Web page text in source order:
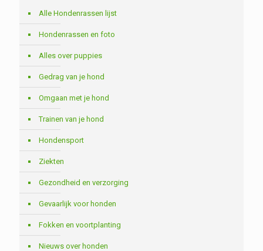
Alle Hondenrassen lijst
Hondenrassen en foto
Alles over puppies
Gedrag van je hond
Omgaan met je hond
Trainen van je hond
Hondensport
Ziekten
Gezondheid en verzorging
Gevaarlijk voor honden
Fokken en voortplanting
Nieuws over honden